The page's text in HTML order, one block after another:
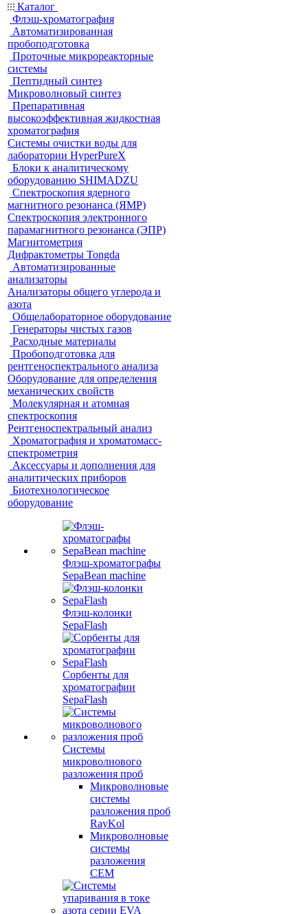
Каталог
Флэш-хроматография
Автоматизированная
пробоподготовка
Проточные микрореакторные
системы
Пептидный синтез
Микроволновый синтез
Препаративная
высокоэффективная жидкостная
хроматография
Системы очистки воды для
лаборатории HyperPureX
Блоки к аналитическому
оборудованию SHIMADZU
Спектроскопия ядерного
магнитного резонанса (ЯМР)
Спектроскопия электронного
парамагнитного резонанса (ЭПР)
Магнитометрия
Дифрактометры Tongda
Автоматизированные
анализаторы
Анализаторы общего углерода и
азота
Общелабораторное оборудование
Генераторы чистых газов
Расходные материалы
Пробоподготовка для
рентгеноспектрального анализа
Оборудование для определения
механических свойств
Молекулярная и атомная
спектроскопия
Рентгеноспектральный анализ
Хроматография и хроматомасс-
спектрометрия
Аксессуары и дополнения для
аналитических приборов
Биотехнологическое
оборудование
Флэш-хроматографы
SepaBean machine
Флэш-колонки
SepaFlash
Сорбенты для
хроматографии
SepaFlash
Системы
микроволнового
разложения проб
Микроволновые
системы
разложения проб
RayKol
Микроволновые
системы
разложения
CEM